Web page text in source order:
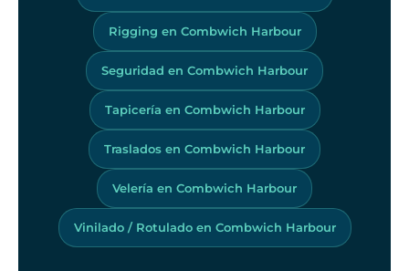
Rigging en Combwich Harbour
Seguridad en Combwich Harbour
Tapicería en Combwich Harbour
Traslados en Combwich Harbour
Velería en Combwich Harbour
Vinilado / Rotulado en Combwich Harbour